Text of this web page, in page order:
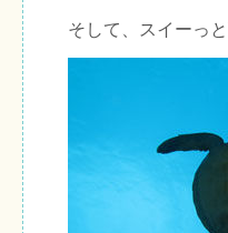
そして、スイーっ